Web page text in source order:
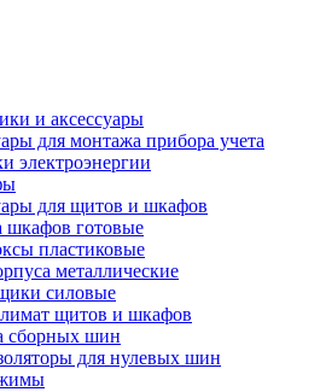
и аксессуары
для монтажа прибора учета
электроэнергии
для щитов и шкафов
шкафов готовые
пластиковые
металлические
силовые
щитов и шкафов
сборных шин
для нулевых шин